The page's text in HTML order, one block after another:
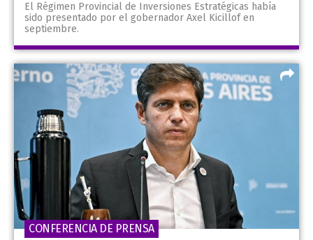
El Régimen Provincial de Inversiones Estratégicas había
sido presentado por el gobernador Axel Kicillof en
septiembre.
CONFERENCIA DE PRENSA